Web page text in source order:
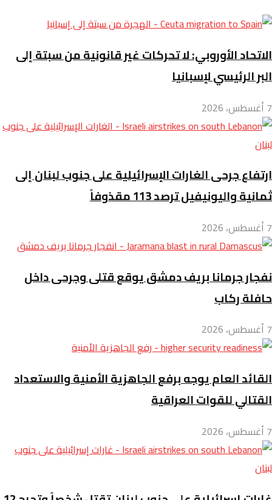
الاتحاد الأوروبي: لا تحركات غير قانونية من سبتة إلى
البر الرئيسي لإسبانيا
7 أغسطس، 2026
ارتفاع جرحى الغارات الإسرائيلية على جنوب لبنان إلى
ثمانية واليونيفيل ترصد 113 مقذوفاً
7 أغسطس، 2026
نفجار جرمانا بريف دمشق يوقع قتلى وجرحى داخل
حافلة ركاب
7 أغسطس، 2026
القائد العام يوجه برفع الجاهزية الأمنية والاستعداد
القتالي للقوات العراقية
7 أغسطس، 2026